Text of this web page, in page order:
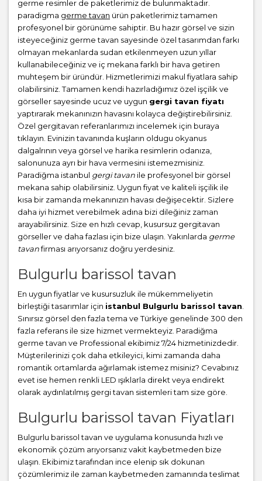
germe resimler de paketlerimiz de bulunmaktadır.
paradigma germe tavan ürün paketlerimiz tamamen
profesyonel bir görünüme sahiptir. Bu hazır görsel ve sizin
isteyeceğiniz germe tavan sayesinde özel tasarımdan farkı
olmayan mekanlarda sudan etkilenmeyen uzun yıllar
kullanabileceğiniz ve iç mekana farklı bir hava getiren
muhteşem bir üründür. Hizmetlerimizi makul fiyatlara sahip
olabilirsiniz. Tamamen kendi hazırladığımız özel işçilik ve
görseller sayesinde ucuz ve uygun gergi tavan fiyatı
yaptırarak mekanınızın havasını kolayca değiştirebilirsiniz.
Özel gergitavan referanlarımızı incelemek için buraya
tıklayın. Evinizin tavanında kuşların oldugu okyanus
dalgalrının veya görsel ve harika resimlerin odanıza,
salonunuza ayrı bir hava vermesini istemezmisiniz.
Paradiğma istanbul gergi tavan ile profesyonel bir görsel
mekana sahip olabilirsiniz. Uygun fiyat ve kaliteli işçilik ile
kısa bir zamanda mekanınızın havası değişecektir. Sizlere
daha iyi hizmet verebilmek adına bizi dileğiniz zaman
arayabilirsiniz. Size en hızlı cevap, kusursuz gergitavan
görseller ve daha fazlası için bize ulaşın. Yakınlarda germe
tavanfirması arıyorsanız doğru yerdesiniz.
Bulgurlu barissol tavan
En uygun fiyatlar ve kusursuzluk ile mükemmeliyetin
birleştiği tasarımlar için istanbul Bulgurlu barissol tavan
Sınırsız görsel den fazla tema ve Türkiye genelinde 300 den
fazla referans ile size hizmet vermekteyiz. Paradiğma
germe tavan ve Professional ekibimiz 7/24 hizmetinizdedir.
Müşterilerinizi çok daha etkileyici, kimi zamanda daha
romantik ortamlarda ağırlamak istemez misiniz? Cevabınız
evet ise hemen renkli LED ışıklarla direkt veya endirekt
olarak aydınlatılmış gergi tavan sistemleri tam size göre.
Bulgurlu barissol tavan Fiyatları
Bulgurlu barissol tavan ve uygulama konusunda hızlı ve
ekonomik çözüm arıyorsanız vakit kaybetmeden bize
ulaşın. Ekibimiz tarafından ince elenip sık dokunan
çözümlerimiz ile zaman kaybetmeden zamanında teslimat